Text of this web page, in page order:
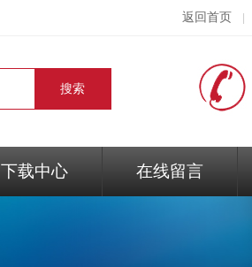
返回首页
下载中心 在线留言